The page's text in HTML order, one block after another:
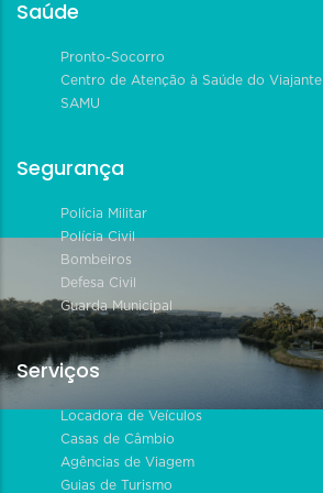
Saúde
Pronto-Socorro
Centro de Atenção à Saúde do Viajante
SAMU
Segurança
Polícia Militar
Polícia Civil
Bombeiros
Defesa Civil
Guarda Municipal
Serviços
Locadora de Veículos
Casas de Câmbio
Agências de Viagem
Guias de Turismo